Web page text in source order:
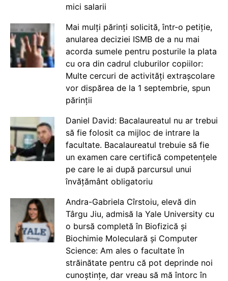
mici salarii
Mai mulți părinți solicită, într-o petiție,
anularea deciziei ISMB de a nu mai
acorda sumele pentru posturile la plata
cu ora din cadrul cluburilor copiilor:
Multe cercuri de activități extrașcolare
vor dispărea de la 1 septembrie, spun
părinții
Daniel David: Bacalaureatul nu ar trebui
să fie folosit ca mijloc de intrare la
facultate. Bacalaureatul trebuie să fie
un examen care certifică competențele
pe care le ai după parcursul unui
învățământ obligatoriu
Andra-Gabriela Cîrstoiu, elevă din
Târgu Jiu, admisă la Yale University cu
o bursă completă în Biofizică și
Biochimie Moleculară și Computer
Science: Am ales o facultate în
străinătate pentru că pot deprinde noi
cunoștințe, dar vreau să mă întorc în